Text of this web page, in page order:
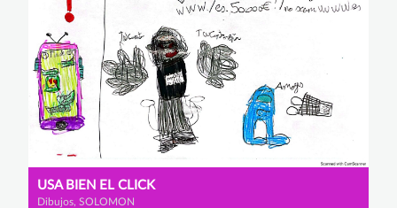
USA BIEN EL CLICK
Dibujos, SOLOMON